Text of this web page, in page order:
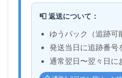
📮 返送について：
ゆうパック（追跡可
発送当日に追跡番号
通常翌日〜翌々日に